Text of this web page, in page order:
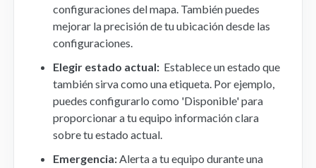
configuraciones del mapa. También puedes
mejorar la precisión de tu ubicación desde las
configuraciones.
Elegir estado actual: Establece un estado que
también sirva como una etiqueta. Por ejemplo,
puedes configurarlo como 'Disponible' para
proporcionar a tu equipo información clara
sobre tu estado actual.
Emergencia:Alerta a tu equipo durante una